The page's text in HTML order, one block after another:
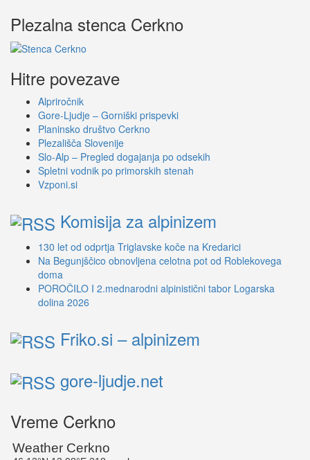
Plezalna stenca Cerkno
Hitre povezave
Alpriročnik
Gore-Ljudje – Gorniški prispevki
Planinsko društvo Cerkno
Plezališča Slovenije
Slo-Alp – Pregled dogajanja po odsekih
Spletni vodnik po primorskih stenah
Vzponi.si
Komisija za alpinizem
130 let od odprtja Triglavske koče na Kredarici
Na Begunjščico obnovljena celotna pot od Roblekovega
doma
POROČILO I 2.mednarodni alpinistični tabor Logarska
dolina 2026
Friko.si – alpinizem
gore-ljudje.net
Vreme Cerkno